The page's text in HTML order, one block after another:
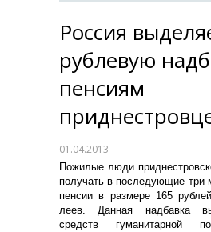
Россия
рублевую
пенсиям
01.04.2013
Пожилые люди
получать в последующие три
пенсии в размере 165
леев. Данная надбавка
средств гуманитарной